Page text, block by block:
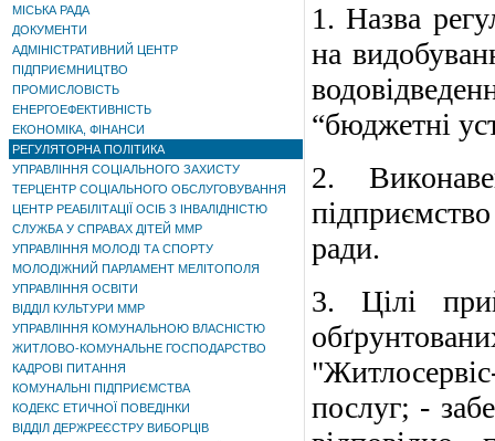
МІСЬКА РАДА
ДОКУМЕНТИ
АДМІНІСТРАТИВНИЙ ЦЕНТР
ПІДПРИЄМНИЦТВО
ПРОМИСЛОВІСТЬ
ЕНЕРГОЕФЕКТИВНІСТЬ
ЕКОНОМІКА, ФІНАНСИ
РЕГУЛЯТОРНА ПОЛІТИКА
УПРАВЛІННЯ СОЦІАЛЬНОГО ЗАХИСТУ
ТЕРЦЕНТР СОЦІАЛЬНОГО ОБСЛУГОВУВАННЯ
ЦЕНТР РЕАБІЛІТАЦІЇ ОСІБ З ІНВАЛІДНІСТЮ
СЛУЖБА У СПРАВАХ ДІТЕЙ ММР
УПРАВЛІННЯ МОЛОДІ ТА СПОРТУ
МОЛОДІЖНИЙ ПАРЛАМЕНТ МЕЛІТОПОЛЯ
УПРАВЛІННЯ ОСВІТИ
ВІДДІЛ КУЛЬТУРИ ММР
УПРАВЛІННЯ КОМУНАЛЬНОЮ ВЛАСНІСТЮ
ЖИТЛОВО-КОМУНАЛЬНЕ ГОСПОДАРСТВО
КАДРОВІ ПИТАННЯ
КОМУНАЛЬНІ ПІДПРИЄМСТВА
КОДЕКС ЕТИЧНОЇ ПОВЕДІНКИ
ВІДДІЛ ДЕРЖРЕЄСТРУ ВИБОРЦІВ
1. Назва
на
“бюджетні
2.
ради.
3. Цілі
послуг; -